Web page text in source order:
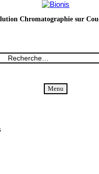
Chromatographie sur
Menu